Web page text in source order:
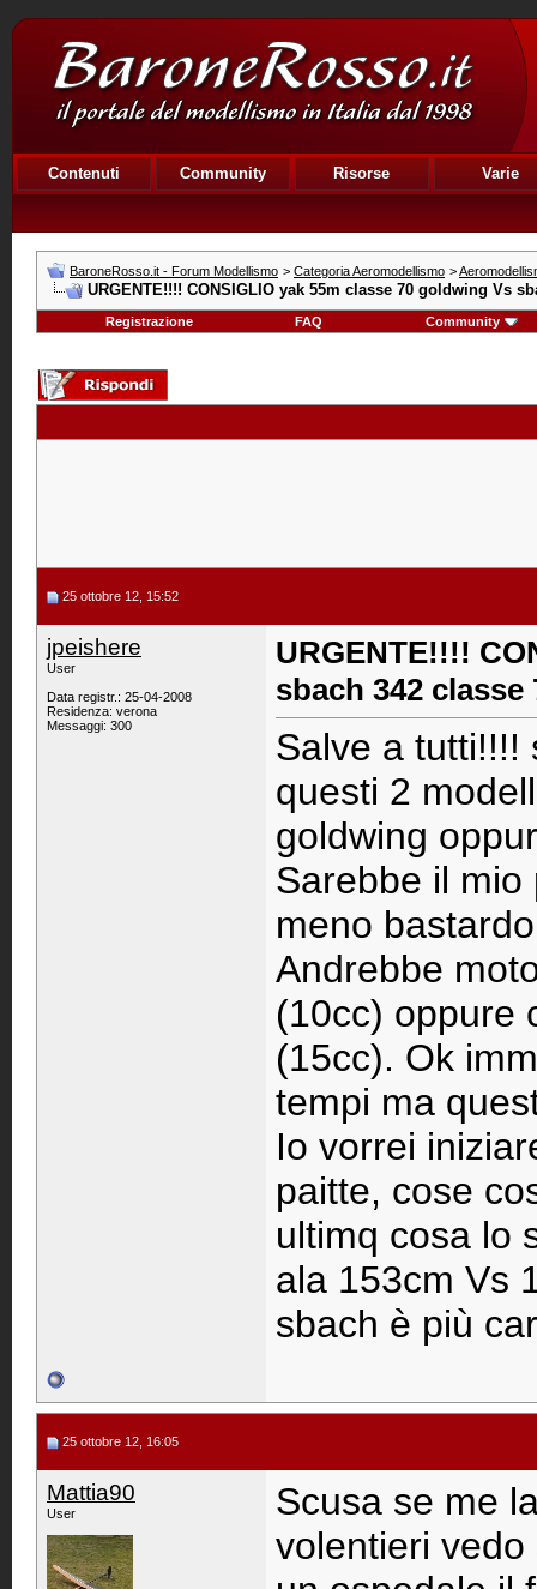
Contenuti Community Risorse Varie
BaroneRosso.it - Forum Modellismo > Categoria Aeromodellismo >
URGENTE!!!! CONSIGLIO yak 55m classe 70 goldwing Vs
Registrazione FAQ Community
25 ottobre 12, 15:52
jpeishere
User
Data registr.: 25-04-2008
Residenza: verona
Messaggi: 300
URGENTE!!!!
sbach 342
Salve a tutti!!!!
questi 2
goldwing
Sarebbe il
meno
Andrebbe
(10cc) oppure
(15cc). Ok
tempi ma
Io vorrei
paitte, cose
ultimq cosa lo
ala 153cm Vs
sbach è più
25 ottobre 12, 16:05
Mattia90
User
Scusa se me
volentieri